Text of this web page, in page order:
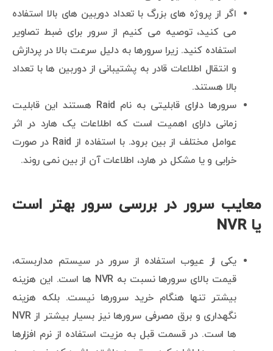
اگر از پروژه های بزرگ با تعداد دوربین های بالا استفاده
می کنید، توصیه می کنیم از سرور برای ضبط تصاویر
استفاده کنید. زیرا سرورها به دلیل سرعت بالا در پردازش
و انتقال اطلاعات قادر به پشتیبانی از دوربین ها با تعداد
بالا هستند.
سرورها دارای قابلیتی به نام Raid هستند این قابلیت
زمانی دارای اهمیت است که اطلاعات یک هارد در اثر
عوامل مختلف از بین برود. با استفاده از Raid در صورت
خرابی و یا مشکل در هارد، اطلاعات آن از بین نمی روند.
معایب سرور در بررسی سرور بهتر است
یا NVR
یکی از عیوب استفاده از سرور در سیستم مداربسته،
قیمت بالای سرورها نسبت به NVR ها است. این هزینه
بیشتر تنها هنگام خرید سرورها نیست. بلکه هزینه
نگهداری و برق مصرفی سرورها نیز بسیار بیشتر از NVR
ها است. در قسمت قبل به مزیت استفاده از نرم افزارها